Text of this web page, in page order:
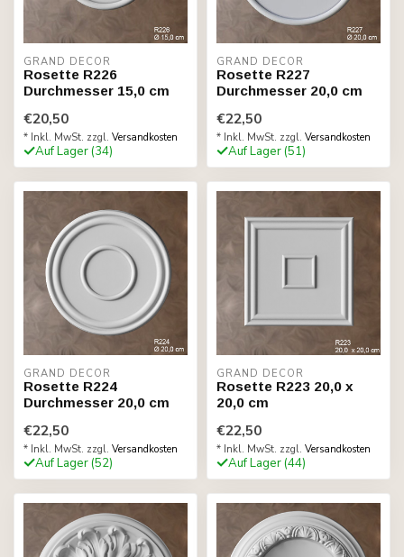
GRAND DECOR
Rosette R226
Durchmesser 15,0 cm
€20,50
* Inkl. MwSt. zzgl. Versandkosten
Auf Lager (34)
GRAND DECOR
Rosette R227
Durchmesser 20,0 cm
€22,50
* Inkl. MwSt. zzgl. Versandkosten
Auf Lager (51)
GRAND DECOR
Rosette R224
Durchmesser 20,0 cm
€22,50
* Inkl. MwSt. zzgl. Versandkosten
Auf Lager (52)
GRAND DECOR
Rosette R223 20,0 x
20,0 cm
€22,50
* Inkl. MwSt. zzgl. Versandkosten
Auf Lager (44)